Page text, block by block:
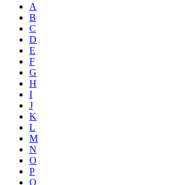
A
B
C
D
E
F
G
H
I
J
K
L
M
N
O
P
Q